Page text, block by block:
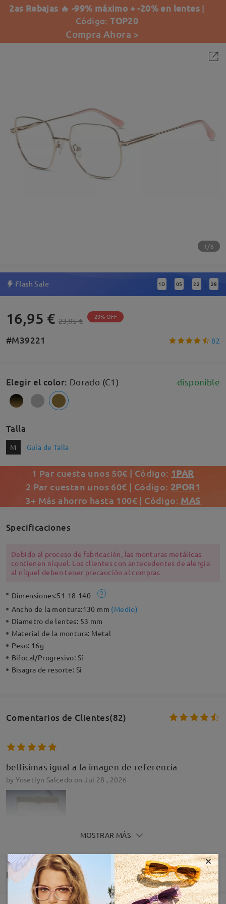
2as Rebajas 🔥 -99% máximo + -20% en lentes |
Código:TOP20
Compra Ahora >
1/6
Flash Sale 1 D : 05 : 22 : 27
16,95 € 23,95 € 29% OFF
#M39221 82
Elegir el color: Dorado (C1) disponible
Talla
M Guía de Talla
1 Par cuesta unos 50€ | Código: 1PAR
2 Par cuestan unos 60€ | Código: 2POR1
3+ Más ahorro hasta 100€ | Código: MAS
Specificaciones
Debido al proceso de fabricación, las monturas metálicas
contienen níquel. Los clientes con antecedentes de alergia
al níquel deben tener precaución al comprar.
Dimensiones:51-18-140
Ancho de la montura:130 mm (Medio)
Diametro de lentes: 53 mm
Material de la montura: Metal
Peso: 16g
Bifocal/Progresivo: Sí
Bisagra de resorte: Sí
Comentarios de Clientes(82)
bellísimas igual a la imagen de referencia
by Yosetlyn Salcedo on Jul 28 , 2026
Preciosas muy finas y delicadas , dorado muy sutil y
suave . Revisa bien las medias , en mi caso
MOSTRAR MÁS
Entrega
×